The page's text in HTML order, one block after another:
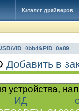
Каталог драйверов
VID_0bb4&PID_0a89
Добавить в
устройства,
ИД